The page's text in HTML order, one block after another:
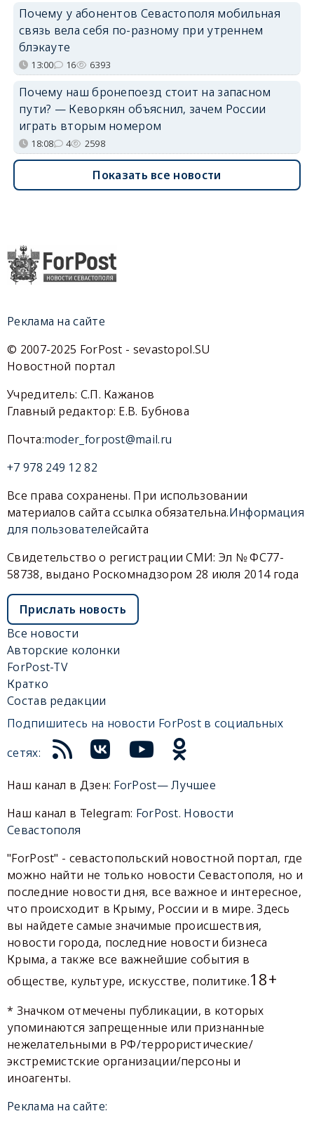
Почему у абонентов Севастополя мобильная
связь вела себя по-разному при утреннем
блэкауте
13:00 16 6393
Почему наш бронепоезд стоит на запасном
пути? — Кеворкян объяснил, зачем России
играть вторым номером
18:08 4 2598
Показать все новости
Реклама на сайте
© 2007-2025 ForPost - sevastopol.SU
Новостной портал
Учредитель: С.П. Кажанов
Главный редактор: Е.В. Бубнова
Почта:moder_forpost@mail.ru
+7 978 249 12 82
Все права сохранены. При использовании
материалов сайта ссылка обязательна.Информация
для пользователейсайта
Свидетельство о регистрации СМИ: Эл № ФС77-
58738, выдано Роскомнадзором 28 июля 2014 года
Прислать новость
Все новости
Авторские колонки
ForPost-TV
Кратко
Состав редакции
Подпишитесь на новости ForPost в социальных
сетях:
Наш канал в Дзен: ForPost— Лучшее
Наш канал в Telegram: ForPost. Новости
Севастополя
"ForPost" - севастопольский новостной портал, где
можно найти не только новости Севастополя, но и
последние новости дня, все важное и интересное,
что происходит в Крыму, России и в мире. Здесь
вы найдете самые значимые происшествия,
новости города, последние новости бизнеса
Крыма, а также все важнейшие события в
обществе, культуре, искусстве, политике.18+
* Значком отмечены публикации, в которых
упоминаются запрещенные или признанные
нежелательными в РФ/террористические/
экстремистские организации/персоны и
иноагенты.
Реклама на сайте: